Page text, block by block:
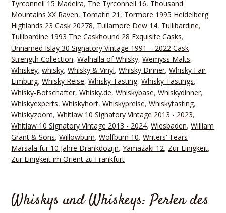
Tyrconnell 15 Madeira, The Tyrconnell 16, Thousand
Mountains XX Raven, Tomatin 21 , Tormore 1995 Heidelberg
Highlands 23 Cask 20278, Tullamore Dew 14, Tullibardine,
Tullibardine 1993 The Caskhound 28 Exquisite Casks,
Unnamed Islay 30 Signatory Vintage 1991 – 2022 Cask
Strength Collection,Walhalla of Whisky,Wemyss Malts,
Whiskey,whisky,Whisky & Vinyl,Whisky Dinner,Whisky Fair
Limburg,Whisky Reise,Whisky Tasting,Whisky Tastings,
Whisky-Botschafter,Whisky.de,Whiskybase,Whiskydinner,
Whiskyexperts,Whiskyhort,Whiskypreise,Whiskytasting,
Whiskyzoom,Whitlaw 10 Signatory Vintage 2013 - 2023,
Whitlaw 10 Signatory Vintage 2013 - 2024,Wiesbaden,William
Grant & Sons,Willowburn,Wolfburn 10,Writers‘ Tears
Marsala für 10 Jahre Drankdozijn,Yamazaki 12, Zur Einigkeit,
Zur Einigkeit im Orient zu Frankfurt
Whiskys und Whiskeys: Perlen des